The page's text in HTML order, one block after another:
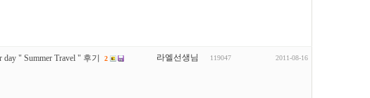
day " Summer Travel " 후기 2 라엘선생님 119047 2011-08-16